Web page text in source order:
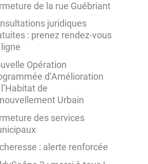
de la rue Guébriant
juridiques
: prenez rendez-vous
Opération
d’Amélioration
de
Urbain
des services
: alerte renforcée